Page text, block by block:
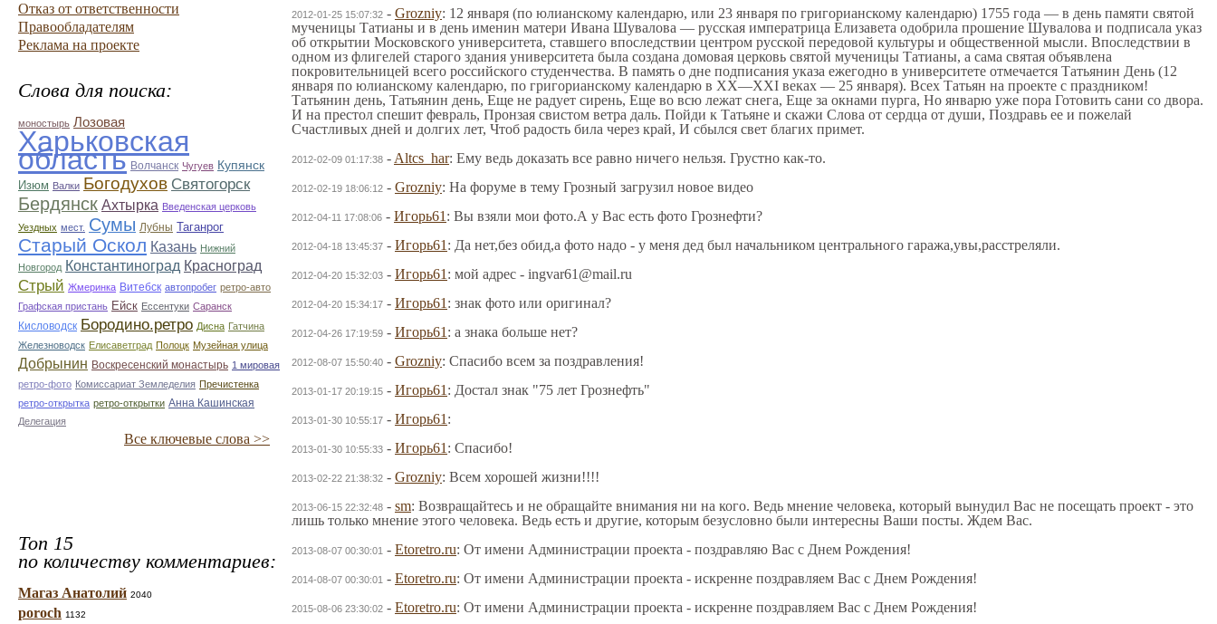
Отказ от ответственности
Правообладателям
Реклама на проекте
Слова для поиска:
моностырь Лозовая
Харьковская
область Волчанск Чугуев Купянск
Изюм Валки Богодухов Святогорск
Бердянск Ахтырка Введенская церковь
Уездных мест. Сумы Лубны Таганрог
Старый Оскол Казань Нижний
Новгород Константиноград Красноград
Стрый Жмеринка Витебск автопробег ретро-авто
Графская пристань Ейск Ессентуки Саранск
Кисловодск Бородино.ретро Дисна Гатчина
Железноводск Елисаветград Полоцк Музейная улица
Добрынин Воскресенский монастырь 1 мировая
ретро-фото Комиссариат Земледелия Пречистенка
ретро-открытка ретро-открытки Анна Кашинская
Делегация
Все ключевые слова >>
Топ 15
по количеству комментариев:
Магаз Анатолий 2040
poroch 1132
2012-01-25 15:07:32 - Grozniy: 12 января (по юлианскому календарю, или 23 января по григорианскому календарю) 1755 года — в день памяти святой
мученицы Татианы и в день именин матери Ивана Шувалова — русская императрица Елизавета одобрила прошение Шувалова и подписала указ
об открытии Московского университета, ставшего впоследствии центром русской передовой культуры и общественной мысли. Впоследствии в
одном из флигелей старого здания университета была создана домовая церковь святой мученицы Татианы, а сама святая объявлена
покровительницей всего российского студенчества. В память о дне подписания указа ежегодно в университете отмечается Татьянин День (12
января по юлианскому календарю, по григорианскому календарю в XX—XXI веках — 25 января). Всех Татьян на проекте с праздником!
Татьянин день, Татьянин день, Еще не радует сирень, Еще во всю лежат снега, Еще за окнами пурга, Но январю уже пора Готовить сани со двора.
И на престол спешит февраль, Пронзая свистом ветра даль. Пойди к Татьяне и скажи Слова от сердца от души, Поздравь ее и пожелай
Счастливых дней и долгих лет, Чтоб радость била через край, И сбылся свет благих примет.
2012-02-09 01:17:38 - Altcs_har: Ему ведь доказать все равно ничего нельзя. Грустно как-то.
2012-02-19 18:06:12 - Grozniy: На форуме в тему Грозный загрузил новое видео
2012-04-11 17:08:06 - Игорь61 : Вы взяли мои фото.А у Вас есть фото Грознефти?
2012-04-18 13:45:37 - Игорь61 : Да нет,без обид,а фото надо - у меня дед был начальником центрального гаража,увы,расстреляли.
2012-04-20 15:32:03 - Игорь61 : мой адрес - ingvar61@mail.ru
2012-04-20 15:34:17 - Игорь61 : знак фото или оригинал?
2012-04-26 17:19:59 - Игорь61 : а знака больше нет?
2012-08-07 15:50:40 - Grozniy: Спасибо всем за поздравления!
2013-01-17 20:19:15 - Игорь61 : Достал знак "75 лет Грознефть"
2013-01-30 10:55:17 - Игорь61 :
2013-01-30 10:55:33 - Игорь61 : Спасибо!
2013-02-22 21:38:32 - Grozniy: Всем хорошей жизни!!!!
2013-06-15 22:32:48 - sm: Возвращайтесь и не обращайте внимания ни на кого. Ведь мнение человека, который вынудил Вас не посещать проект - это
лишь только мнение этого человека. Ведь есть и другие, которым безусловно были интересны Ваши посты. Ждем Вас.
2013-08-07 00:30:01 - Etoretro.ru: От имени Администрации проекта - поздравляю Вас с Днем Рождения!
2014-08-07 00:30:01 - Etoretro.ru: От имени Администрации проекта - искренне поздравляем Вас с Днем Рождения!
2015-08-06 23:30:02 - Etoretro.ru: От имени Администрации проекта - искренне поздравляем Вас с Днем Рождения!